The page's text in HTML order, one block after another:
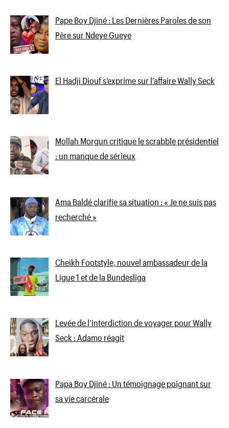
Pape Boy Djiné : Les Dernières Paroles de son
Père sur Ndeye Gueye
El Hadji Diouf s’exprime sur l’affaire Wally Seck
Mollah Morgun critique le scrabble présidentiel
: un manque de sérieux
Ama Baldé clarifie sa situation : « Je ne suis pas
recherché »
Cheikh Footstyle, nouvel ambassadeur de la
Ligue 1 et de la Bundesliga
Levée de l’interdiction de voyager pour Wally
Seck : Adamo réagit
Papa Boy Djiné : Un témoignage poignant sur
sa vie carcérale